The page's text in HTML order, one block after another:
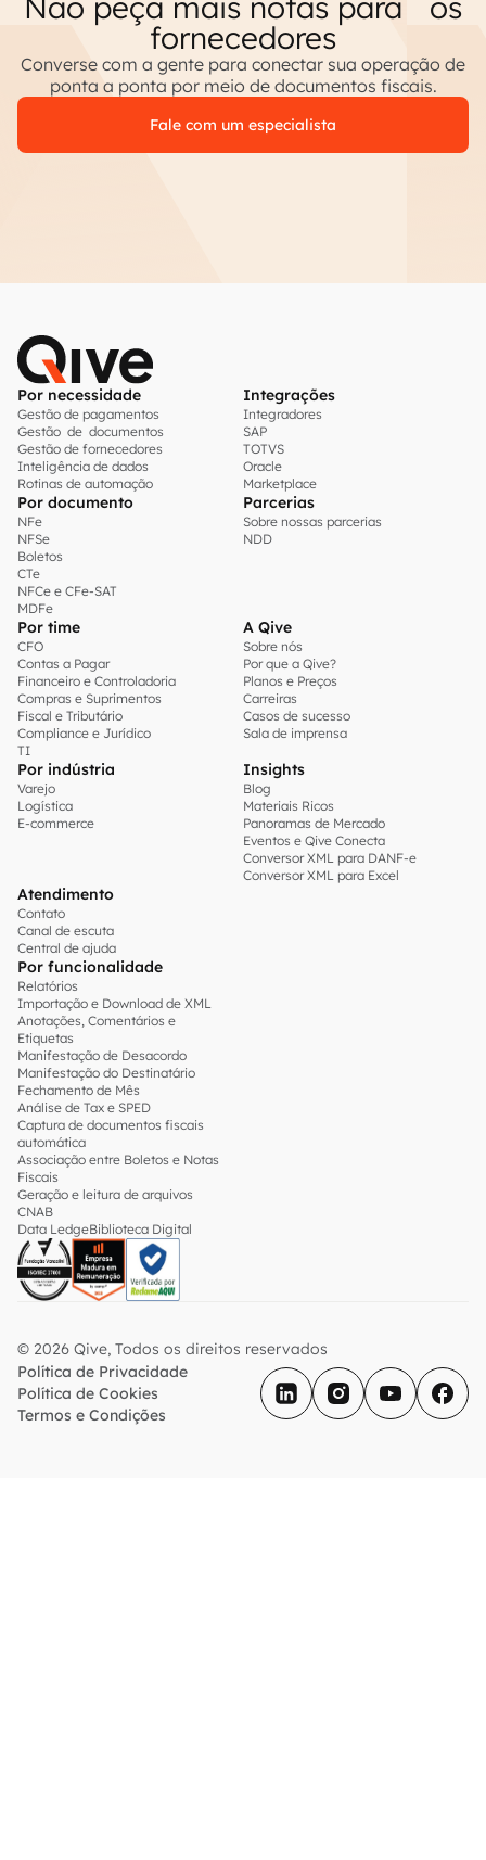
fornecedores
Converse com a gente para conectar sua operação de
ponta a ponta por meio de documentos fiscais.
Fale com um especialista
Por necessidade
Gestão de pagamentos
Gestão de documentos
Gestão de fornecedores
Inteligência de dados
Rotinas de automação
Integrações
Integradores
SAP
TOTVS
Oracle
Marketplace
Por documento
NFe
NFSe
Boletos
CTe
NFCe e CFe-SAT
MDFe
Parcerias
Sobre nossas parcerias
NDD
Por time
CFO
Contas a Pagar
Financeiro e Controladoria
Compras e Suprimentos
Fiscal e Tributário
Compliance e Jurídico
TI
A Qive
Sobre nós
Por que a Qive?
Planos e Preços
Carreiras
Casos de sucesso
Sala de imprensa
Por indústria
Varejo
Logística
E-commerce
Insights
Blog
Materiais Ricos
Panoramas de Mercado
Eventos e Qive Conecta
Conversor XML para DANF-e
Conversor XML para Excel
Atendimento
Contato
Canal de escuta
Central de ajuda
Por funcionalidade
Relatórios
Importação e Download de XML
Anotações, Comentários e
Etiquetas
Manifestação de Desacordo
Manifestação do Destinatário
Fechamento de Mês
Análise de Tax e SPED
Captura de documentos fiscais
automática
Associação entre Boletos e Notas
Fiscais
Geração e leitura de arquivos
CNAB
Data LedgeBiblioteca Digital
© 2026 Qive, Todos os direitos reservados
Política de Privacidade
Política de Cookies
Termos e Condições